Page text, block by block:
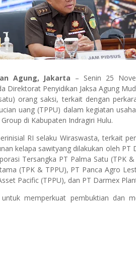
Agung, Jakarta – Senin 25
Direktorat Penyidikan Jaksa Agung
orang saksi, terkait dengan
uang (TPPU) dalam kegiatan
di Kabupaten Indragiri Hulu.
RI selaku Wiraswasta, terkait
kelapa sawityang dilakukan oleh PT
Tersangka PT Palma Satu (TPK
(TPK & TPPU), PT Panca Agro
Pacific (TPPU), dan PT Darmex
memperkuat pembuktian dan